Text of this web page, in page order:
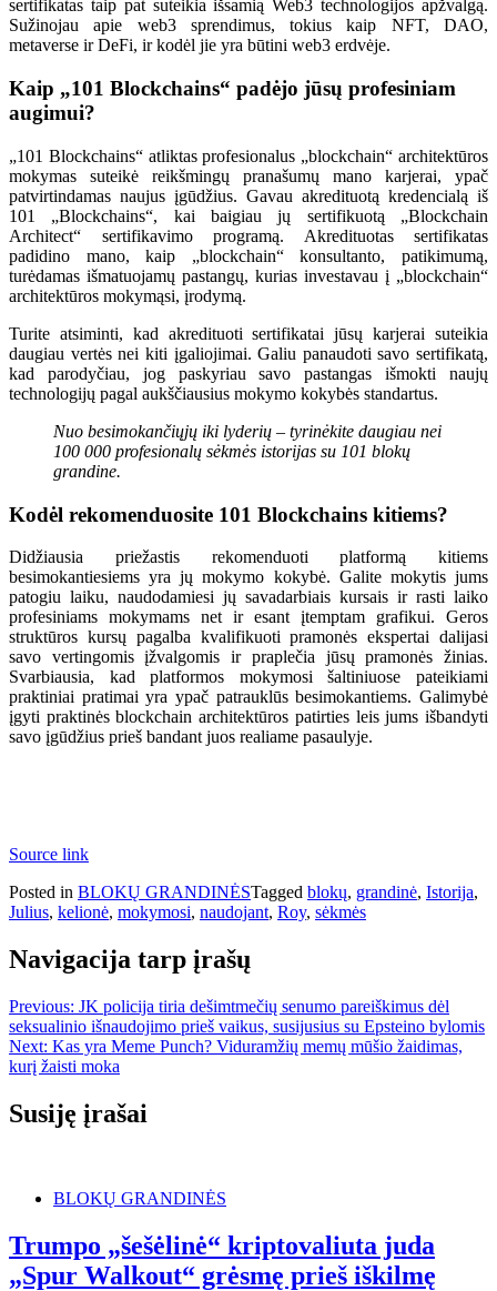
sertifikatas taip pat suteikia išsamią Web3 technologijos apžvalgą.
Sužinojau apie web3 sprendimus, tokius kaip NFT, DAO,
metaverse ir DeFi, ir kodėl jie yra būtini web3 erdvėje.
Kaip „101 Blockchains“ padėjo jūsų profesiniam
augimui?
„101 Blockchains“ atliktas profesionalus „blockchain“ architektūros
mokymas suteikė reikšmingų pranašumų mano karjerai, ypač
patvirtindamas naujus įgūdžius. Gavau akredituotą kredencialą iš
101 „Blockchains“, kai baigiau jų sertifikuotą „Blockchain
Architect“ sertifikavimo programą. Akredituotas sertifikatas
padidino mano, kaip „blockchain“ konsultanto, patikimumą,
turėdamas išmatuojamų pastangų, kurias investavau į „blockchain“
architektūros mokymąsi, įrodymą.
Turite atsiminti, kad akredituoti sertifikatai jūsų karjerai suteikia
daugiau vertės nei kiti įgaliojimai. Galiu panaudoti savo sertifikatą,
kad parodyčiau, jog paskyriau savo pastangas išmokti naujų
technologijų pagal aukščiausius mokymo kokybės standartus.
Nuo besimokančiųjų iki lyderių – tyrinėkite daugiau nei
100 000 profesionalų sėkmės istorijas su 101 blokų
grandine.
Kodėl rekomenduosite 101 Blockchains kitiems?
Didžiausia priežastis rekomenduoti platformą kitiems
besimokantiesiems yra jų mokymo kokybė. Galite mokytis jums
patogiu laiku, naudodamiesi jų savadarbiais kursais ir rasti laiko
profesiniams mokymams net ir esant įtemptam grafikui. Geros
struktūros kursų pagalba kvalifikuoti pramonės ekspertai dalijasi
savo vertingomis įžvalgomis ir praplečia jūsų pramonės žinias.
Svarbiausia, kad platformos mokymosi šaltiniuose pateikiami
praktiniai pratimai yra ypač patrauklūs besimokantiems. Galimybė
įgyti praktinės blockchain architektūros patirties leis jums išbandyti
savo įgūdžius prieš bandant juos realiame pasaulyje.
Source link
Posted in BLOKŲ GRANDINĖSTagged blokų, grandinė, Istorija,
Julius, kelionė, mokymosi, naudojant, Roy, sėkmės
Navigacija tarp įrašų
Previous: JK policija tiria dešimtmečių senumo pareiškimus dėl
seksualinio išnaudojimo prieš vaikus, susijusius su Epsteino bylomis
Next: Kas yra Meme Punch? Viduramžių memų mūšio žaidimas,
kurį žaisti moka
Susiję įrašai
BLOKŲ GRANDINĖS
Trumpo „šešėlinė“ kriptovaliuta juda
„Spur Walkout“ grėsmę prieš iškilmę